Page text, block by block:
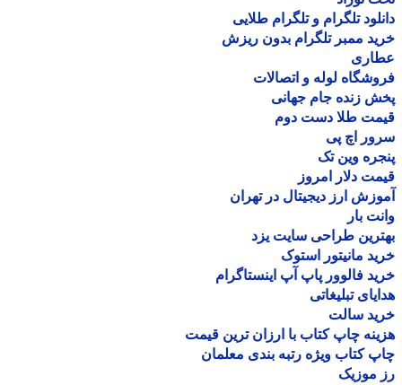
تلگرام و تلگرام طلایی
ممبر تلگرام بدون ریزش
لوله و اتصالات
زنده جام جهانی
طلا دست دوم
اچ پی
وین تک
دلار امروز
ارز دیجیتال در تهران
بار
طراحی سایت یزد
مانیتور استوک
فالوور پاپ آپ اینستاگرام
تبلیغاتی
سالت
چاپ کتاب با ارزان ترین قیمت
کتاب ویژه رتبه بندی معلمان
موزیک